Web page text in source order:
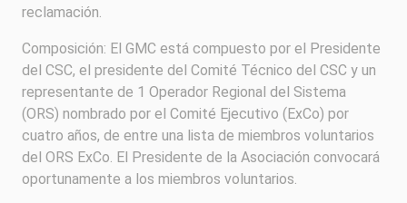
reclamación.
Composición: El GMC está compuesto por el Presidente
del CSC, el presidente del Comité Técnico del CSC y un
representante de 1 Operador Regional del Sistema
(ORS) nombrado por el Comité Ejecutivo (ExCo) por
cuatro años, de entre una lista de miembros voluntarios
del ORS ExCo. El Presidente de la Asociación convocará
oportunamente a los miembros voluntarios.